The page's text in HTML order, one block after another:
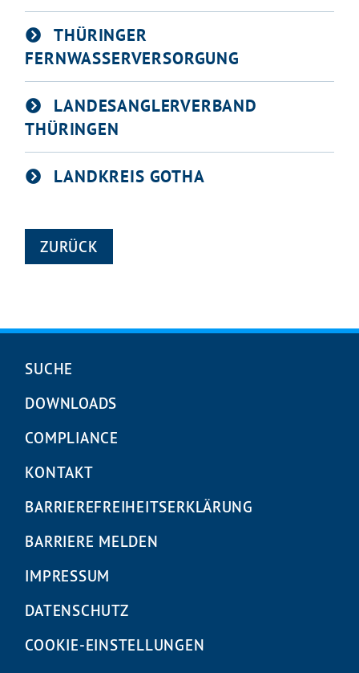
THÜRINGER
FERNWASSERVERSORGUNG
LANDESANGLERVERBAND
THÜRINGEN
LANDKREIS GOTHA
ZURÜCK
Navigation
SUCHE
DOWNLOADS
COMPLIANCE
KONTAKT
BARRIEREFREIHEITS­ERKLÄRUNG
BARRIERE MELDEN
IMPRESSUM
DATENSCHUTZ
COOKIE-EINSTELLUNGEN